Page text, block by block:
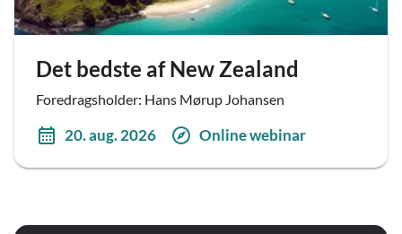
Det bedste af New Zealand
Foredragsholder: Hans Mørup Johansen
20. aug. 2026 Online webinar